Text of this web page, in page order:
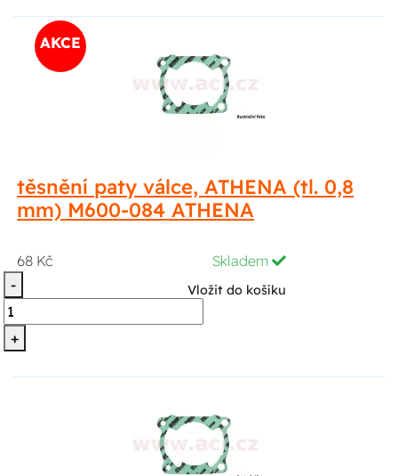
AKCE
těsnění paty válce, ATHENA (tl. 0,8
mm) M600-084 ATHENA
68 Kč
Skladem
-
+
Vložit do košíku